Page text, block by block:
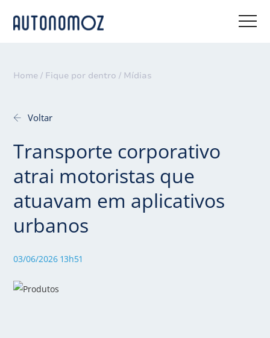
Home / Fique por dentro / Mídias
Voltar
Transporte corporativo
atrai motoristas que
atuavam em aplicativos
urbanos
03/06/2026 13h51